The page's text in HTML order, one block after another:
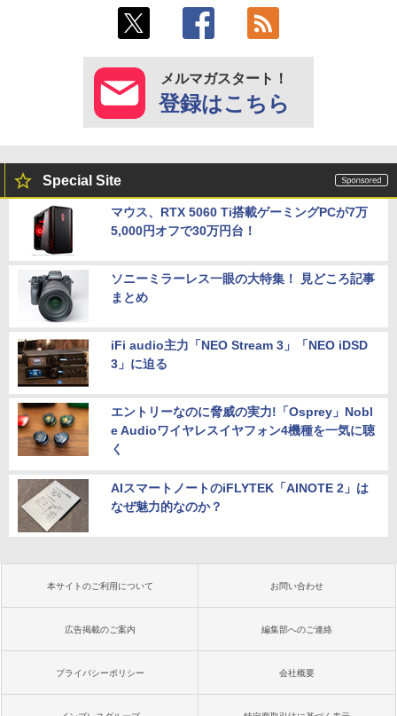
メルマガスタート！
登録はこちら
Special Site
マウス、RTX 5060 Ti搭載ゲーミングPCが7万
5,000円オフで30万円台！
ソニーミラーレス一眼の大特集！ 見どころ記事
まとめ
iFi audio主力「NEO Stream 3」「NEO iDSD
3」に迫る
エントリーなのに脅威の実力!「Osprey」Nobl
e Audioワイヤレスイヤフォン4機種を一気に聴
く
AIスマートノートのiFLYTEK「AINOTE 2」は
なぜ魅力的なのか？
本サイトのご利用について お問い合わせ
広告掲載のご案内 編集部へのご連絡
プライバシーポリシー 会社概要